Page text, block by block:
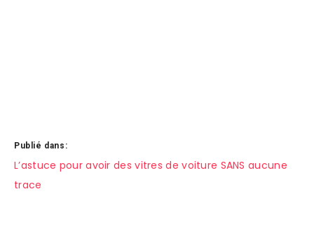
Publié dans:
Navigation
de
L’astuce pour avoir des vitres de voiture SANS aucune
trace